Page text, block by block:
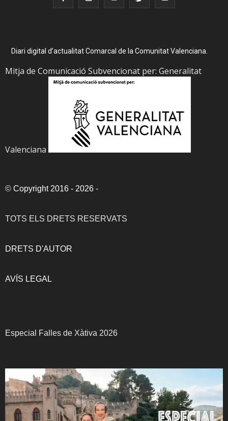
Diari digital d’actualitat Comarcal de la Comunitat Valenciana.
Mitja de Comunicació Subvencionat per: Generalitat
Valenciana
© Copyright 2016 - 2026 -
TOTS ELS DRETS RESERVATS
DRETS D'AUTOR
AVÍS LEGAL
Especial Falles de Xàtiva 2026